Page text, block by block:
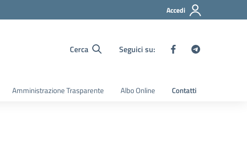
Accedi
Cerca Seguici su:
Amministrazione Trasparente Albo Online Contatti